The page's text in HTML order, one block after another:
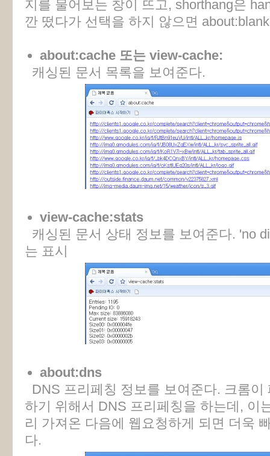
지를 물어보는 창이 뜨고, shorthang은
깐 떴다가 선택을 하지 않으면
about:cache 또는 view-cache:
캐싱된 문서 목록을 보여준다.
view-cache:stats
캐싱된 문서 상태 정보를 보여준다. 'no
는 표시
about:dns
DNS 프리페칭 정보를 보여준다. 크롬
하기 위해서 DNS 프리페칭을 하는데, 이
리 가져온 다음에 웹요청하게 되면 더욱
다.